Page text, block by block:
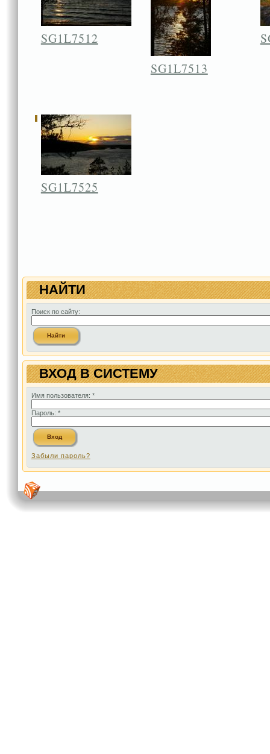
SG1L7512
SG1L7513
SG1L7525
НАЙТИ
Поиск по сайту:
ВХОД В СИСТЕМУ
Имя пользователя: *
Пароль: *
Забыли пароль?